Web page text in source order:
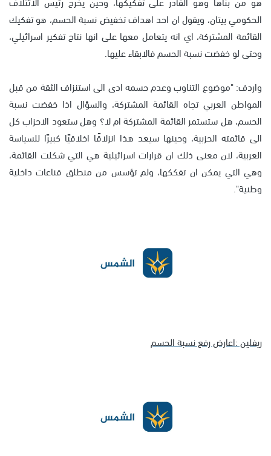
الحكومي بيتان، ويقول ان احد اهداف تخفيض نسبة الحسم، هو تفكيك
القائمة المشتركة، اي انه يتعامل معها على انها نتاج تفكير اسرائيلي،
وحتى لو خفضت نسبة الحسم فالابقاء عليها.
واردف: "موضوع التناوب وعدم حسمه ادى الى استنزاف الثقة من قبل
المواطن العربي تجاه القائمة المشتركة، والسؤال اذا خفضت نسبة
الحسم، هل ستستمر القائمة المشتركة ام لا؟ وهل ستعود الاحزاب كل
الى قائمته الحزبية، وحينها سيعد هذا انزلاقًا اخلاقيًا كبيرًا للسياسة
العربية، لان معنى ذلك ان قرارات اسرائيلية هي التي شكلت القائمة،
وهي التي يمكن ان تفككها، ولم تؤسس من منطلق قناعات داخلية
وطنية".
ريفلين :اعارض رفع نسبة الحسم